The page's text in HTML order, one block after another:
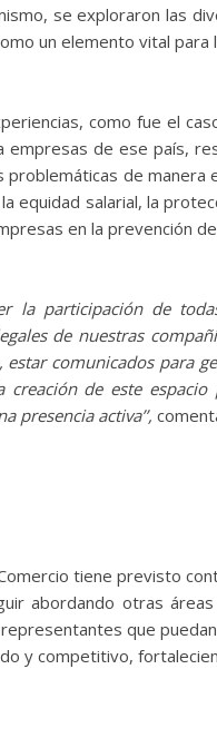
se exploraron las
un elemento vital
como fue el
empresas de ese país,
de manera
equidad salarial, la
en la prevención
la participación de
de nuestras
comunicados para
creación de este
presencia activa’’,
tiene previsto
abordando otras
que
y competitivo,